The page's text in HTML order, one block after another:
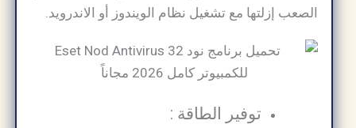
الصعب إزلتها مع تشغيل نظام الويندوز أو الاندرويد.
توفير الطاقة :